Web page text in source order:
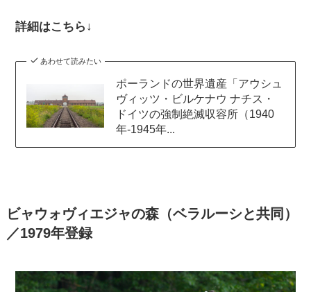
詳細はこちら↓
あわせて読みたい
ポーランドの世界遺産「アウシュ
ヴィッツ・ビルケナウ ナチス・
ドイツの強制絶滅収容所（1940
年-1945年...
ビャウォヴィエジャの森（ベラルーシと共同）
／1979年登録